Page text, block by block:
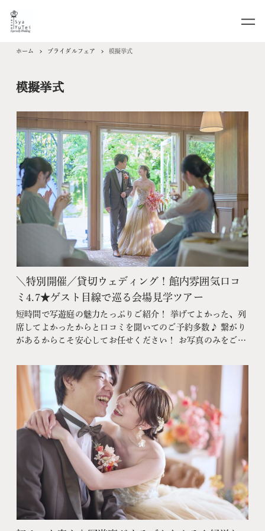
ホーム ブライダルフェア 模擬挙式
模擬挙式
＼特別開催／貸切ウェディング！館内雰囲気口コ
ミ4.7★ゲスト目線で巡る会場見学ツアー
短時間で写遊庭の魅力たっぷりご紹介！ 挙げてよかった、列
席してよかったからと口コミを聞いてのご予約多数♪ 繋がり
があるからこそ安心してお任せください！ お写真のみをご検
れるコンテンツ フェア特典 特典内容 WEBサイトよりフェア
予約をしていただき、ご来館いただいた方限定でエンゲージ
メントフォトをプレゼン…